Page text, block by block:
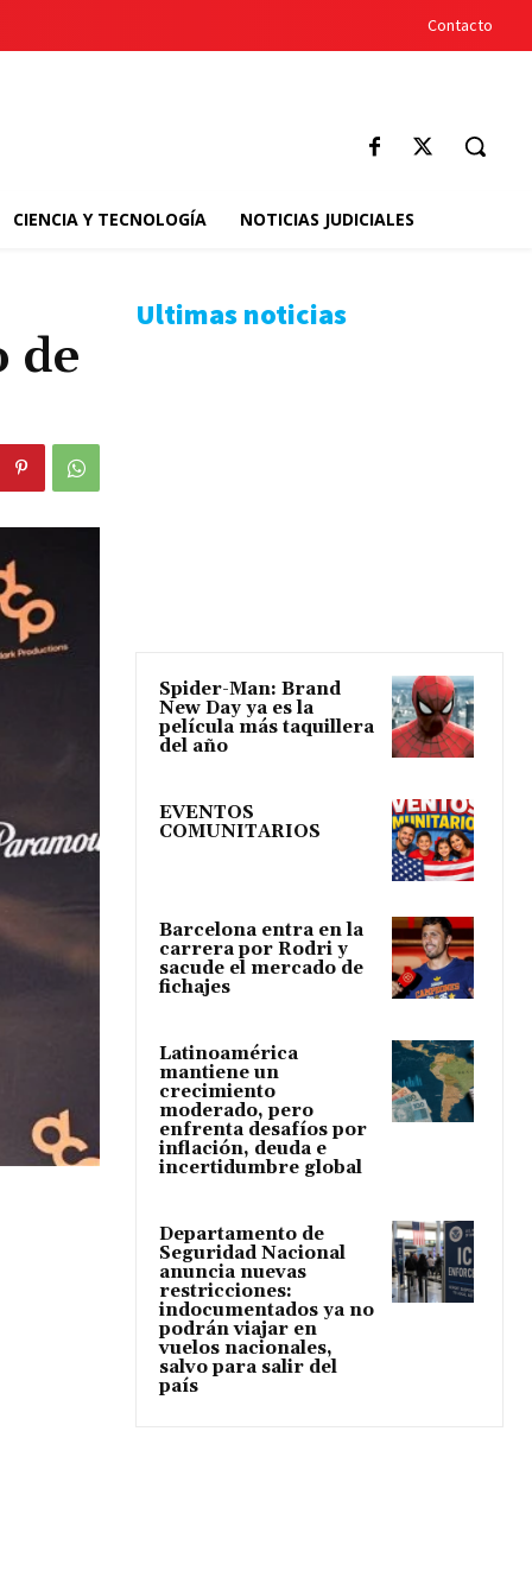
Contacto
CIENCIA Y TECNOLOGÍA NOTICIAS JUDICIALES
de
Ultimas noticias
Spider-Man: Brand
New Day ya es la
película más taquillera
del año
EVENTOS
COMUNITARIOS
Barcelona entra en la
carrera por Rodri y
sacude el mercado de
fichajes
Latinoamérica
mantiene un
crecimiento
moderado, pero
enfrenta desafíos por
inflación, deuda e
incertidumbre global
Departamento de
Seguridad Nacional
anuncia nuevas
restricciones:
indocumentados ya no
podrán viajar en
vuelos nacionales,
salvo para salir del
país